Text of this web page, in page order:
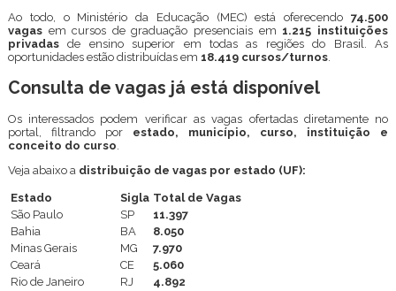
Ao todo, o Ministério da Educação (MEC) está oferecendo74.500
vagasem cursos de graduação presenciais em 1.215 instituições
privadasde ensino superior em todas as regiões do Brasil. As
oportunidades estão distribuídas em 18.419 cursos/turnos.
Consulta de vagas já está disponível
Os interessados podem verificar as vagas ofertadas diretamente no
portal, filtrando por estado, município, curso, instituição e
conceito do curso.
Veja abaixo a distribuição de vagas por estado (UF):
Estado Sigla Total de Vagas
São Paulo
SP
11.397
Bahia
BA
8.050
Minas Gerais
MG
7.970
Ceará
CE
5.060
Rio de Janeiro
RJ
4.892